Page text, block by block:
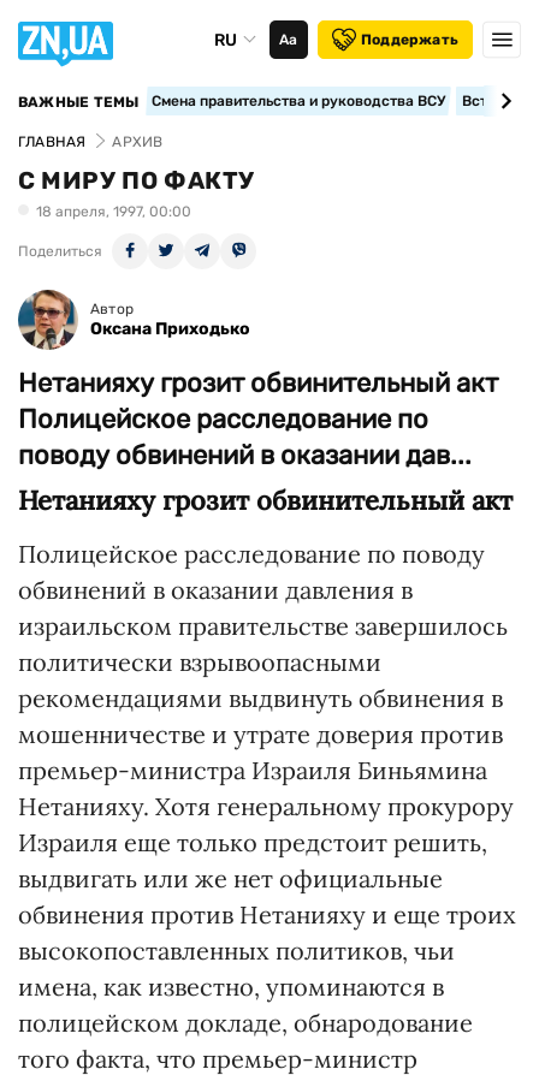
RU Аа Поддержать
ВАЖНЫЕ ТЕМЫ Смена правительства и руководства ВСУ
ГЛАВНАЯ АРХИВ
С МИРУ ПО ФАКТУ
18 апреля, 1997, 00:00
Поделиться
Автор
Оксана Приходько
Нетанияху грозит обвинительный акт
Полицейское расследование по
поводу обвинений в оказании дав...
Нетанияху грозит обвинительный акт
Полицейское расследование по поводу
обвинений в оказании давления в
израильском правительстве завершилось
политически взрывоопасными
рекомендациями выдвинуть обвинения в
мошенничестве и утрате доверия против
премьер-министра Израиля Биньямина
Нетанияху. Хотя генеральному прокурору
Израиля еще только предстоит решить,
выдвигать или же нет официальные
обвинения против Нетанияху и еще троих
высокопоставленных политиков, чьи
имена, как известно, упоминаются в
полицейском докладе, обнародование
того факта, что премьер-министр